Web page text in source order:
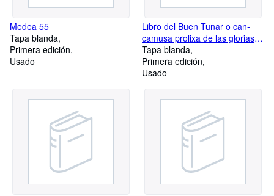
Medea 55
Tapa blanda
Primera edición
Usado
Libro del Buen Tunar o can-
camusa prolixa de las glorias y
andaduras de una Tuna
Complutense
Tapa blanda
Primera edición
Usado